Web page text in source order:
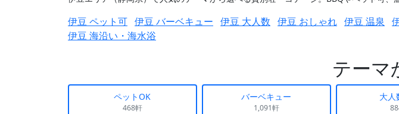
伊豆 ペット可 伊豆 バーベキュー 伊豆 大人数 伊豆 おしゃれ 伊豆 温泉
伊豆 海沿い・海水浴
テーマ
ペットOK
468軒
バーベキュー
1,091軒
大人